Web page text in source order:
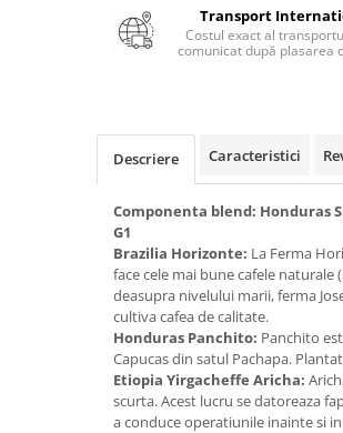
Gastronomik
Medicina & Farmacie
Medicina Pentru Toti
Starea de bine
Transport
Costul exact al
comunicat după plasarea
Descriere Caracteristici
Componenta blend: Honduras
G1
Brazilia Horizonte: La Ferma
face cele mai bune cafele
deasupra nivelului marii, ferma
cultiva cafea de calitate.
Honduras Panchito: Panchito
Capucas din satul Pachapa.
Etiopia Yirgacheffe Aricha:
scurta. Acest lucru se datoreaza
a conduce operatiunile inainte si